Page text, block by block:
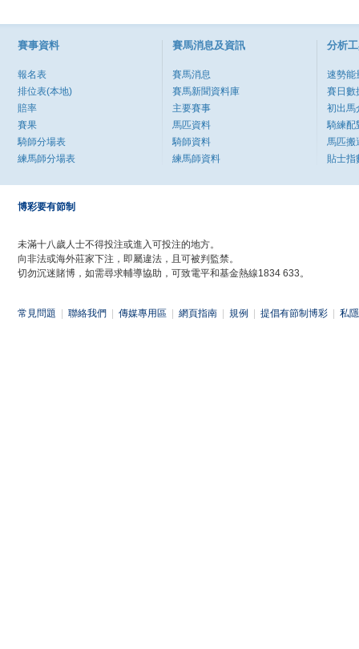
賽事資料
報名表
排位表(本地)
賠率
賽果
騎師分場表
練馬師分場表
賽馬消息及資訊
賽馬消息
賽馬新聞資料庫
主要賽事
馬匹資料
騎師資料
練馬師資料
分析
速勢能
賽日數
初出馬
騎練配
馬匹搬
貼士指
博彩要有節制
未滿十八歲人士不得投注或進入可投注的地方。
向非法或海外莊家下注，即屬違法，且可被判監禁。
切勿沉迷賭博，如需尋求輔導協助，可致電平和基金熱線1834 633。
常見問題 聯絡我們 傳媒專用區 網頁指南 規例 提倡有節制博彩 私